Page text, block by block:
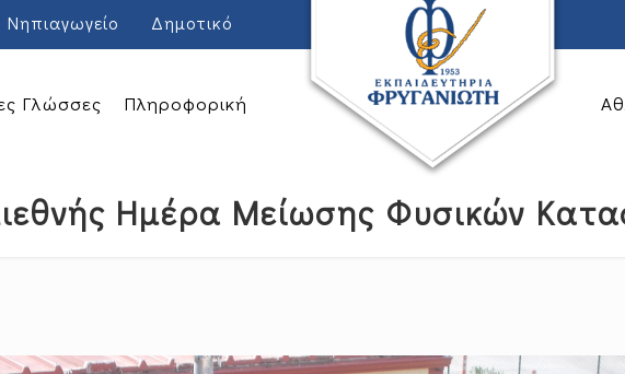
Νηπιαγωγείο Δημοτικό
Γλώσσες Πληροφορική
Ημέρα Μείωσης Φυσικών